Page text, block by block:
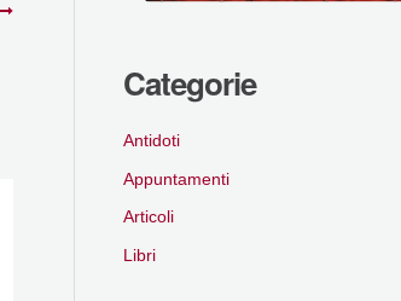
Categorie
Antidoti
Appuntamenti
Articoli
Libri